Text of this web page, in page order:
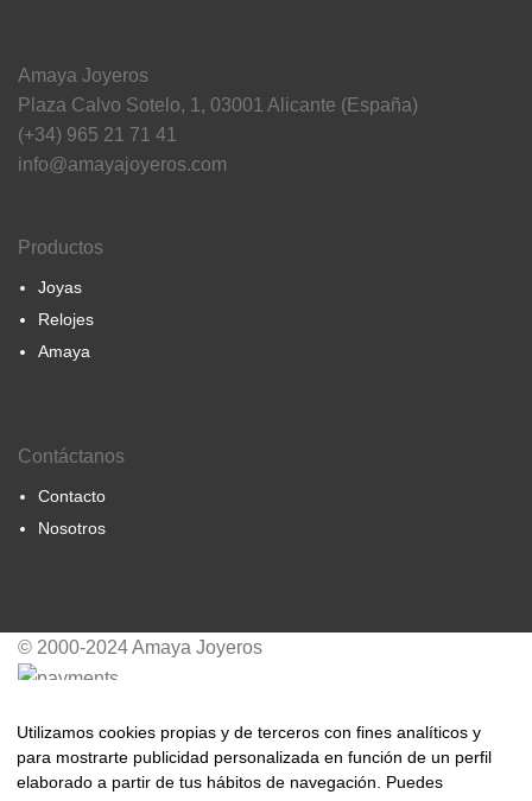
Amaya Joyeros
Plaza Calvo Sotelo, 1, 03001 Alicante (España)
(+34) 965 21 71 41
info@amayajoyeros.com
Productos
Joyas
Relojes
Amaya
Contáctanos
Contacto
Nosotros
© 2000-2024 Amaya Joyeros
Vhernier – Pulsera Freccia Nácar
7.500€
Utilizamos cookies propias y de terceros con fines analíticos y
para mostrarte publicidad personalizada en función de un perfil
elaborado a partir de tus hábitos de navegación. Puedes